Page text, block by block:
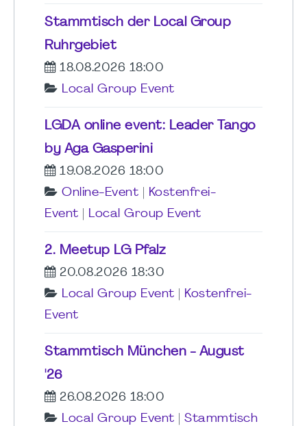
Stammtisch der Local Group
Ruhrgebiet
18.08.2026 18:00
Local Group Event
LGDA online event: Leader Tango
by Aga Gasperini
19.08.2026 18:00
Online-Event
Kostenfrei-
Event
Local Group Event
2. Meetup LG Pfalz
20.08.2026 18:30
Local Group Event
Kostenfrei-
Event
Stammtisch München - August
'26
26.08.2026 18:00
Local Group Event
Stammtisch